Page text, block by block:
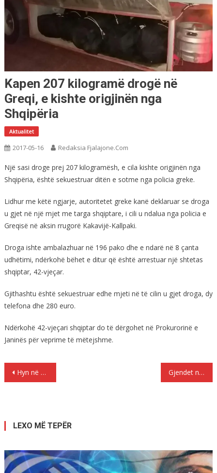
Kapen 207 kilogramë drogë në
Greqi, e kishte origjinën nga
Shqipëria
Aktualitet
2017-05-16 Redaksia Fjalajone.com
Një sasi droge prej 207 kilogramësh, e cila kishte origjinën nga
Shqipëria, është sekuestruar ditën e sotme nga policia greke.
Lidhur me këtë ngjarje, autoritetet greke kanë deklaruar se droga
u gjet në një mjet me targa shqiptare, i cili u ndalua nga policia e
Greqisë në aksin rrugorë Kakavijë-Kallpaki.
Droga ishte ambalazhuar në 196 pako dhe e ndarë në 8 çanta
udhëtimi, ndërkohë bëhet e ditur që është arrestuar një shtetas
shqiptar, 42-vjeçar.
Gjithashtu është sekuestruar edhe mjeti në të cilin u gjet droga, dy
telefona dhe 280 euro.
Ndërkohë 42-vjeçari shqiptar do të dërgohet në Prokurorinë e
Janinës për veprime të mëtejshme.
Lëvizje
Hyn në shtëpinë e policit italian për të vjedhur, plagoset shqiptari Gjendet në Dajt një trup i pajetë, kufoma e djegur plotësisht
LEXO MË TEPËR